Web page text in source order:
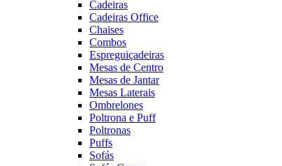
Cadeiras
Cadeiras Office
Chaises
Combos
Espreguiçadeiras
Mesas de Centro
Mesas de Jantar
Mesas Laterais
Ombrelones
Poltrona e Puff
Poltronas
Puffs
Sofás